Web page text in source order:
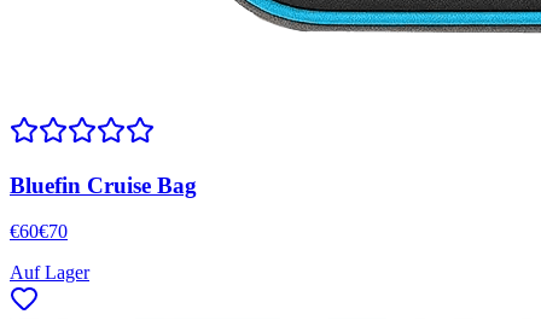
Bluefin Cruise Bag
€60€70
Auf Lager